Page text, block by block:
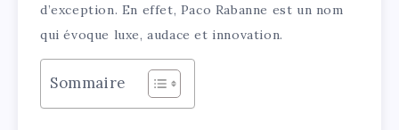
d’exception. En effet, Paco Rabanne est un nom
qui évoque luxe, audace et innovation.
Sommaire